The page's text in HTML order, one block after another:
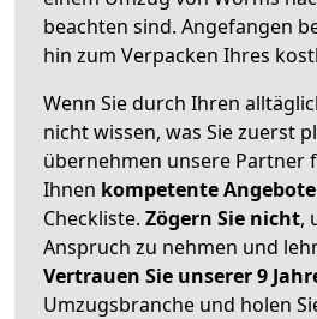
beachten sind. Angefangen
hin zum Verpacken Ihres
Wenn Sie durch Ihren
nicht wissen, was Sie zuerst
übernehmen unsere Partner
Ihnen kompetente Angebote
Checkliste. Zögern Sie nicht,
Anspruch zu nehmen und
Vertrauen Sie unserer 9
Umzugsbranche und holen